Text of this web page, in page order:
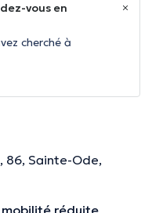
vous en
cherché à
86, Sainte-Ode,